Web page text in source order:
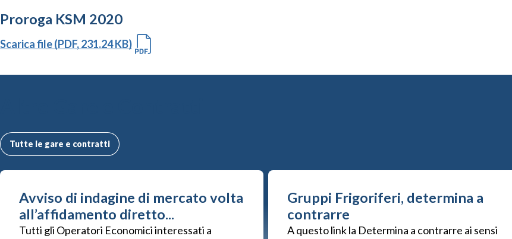
Proroga KSM 2020
Scarica file (PDF, 231.24 KB)
Tutte le gare e contratti
Avviso di indagine di mercato volta
all’affidamento diretto...
Tutti gli Operatori Economici interessati a
Gruppi Frigoriferi, determina a
contrarre
A questo link la Determina a contrarre ai sensi